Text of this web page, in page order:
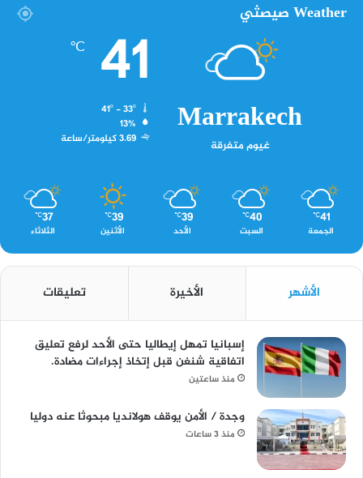
Weather صيصثي
Marrakech
غيوم متفرقة
41
℃
13%
3.69 كيلومتر/ساعة
41
℃
الجمعة
40
℃
السبت
39
℃
الأحد
39
℃
الأثنين
37
℃
الثلاثاء
الأشهر الأخيرة تعليقات
إسبانيا تمهل إيطاليا حتى الأحد لرفع تعليق
اتفاقية شنغن قبل إتخاذ إجراءات مضادة.
منذ ساعتين
وجدة / الأمن يوقف هولانديا مبحوثا عنه دوليا
منذ 3 ساعات